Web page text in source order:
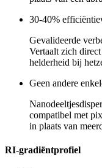
30-40%
Gevalideerde
Vertaalt zich
helderheid bij
Geen andere
compatibel met
in plaats van
RI-gradiëntprofiel